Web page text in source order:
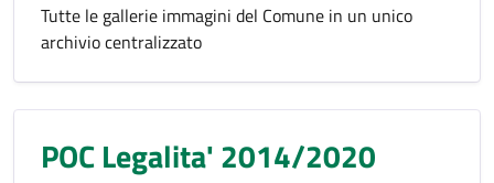
Tutte le gallerie immagini del Comune in un unico
archivio centralizzato
POC Legalita' 2014/2020